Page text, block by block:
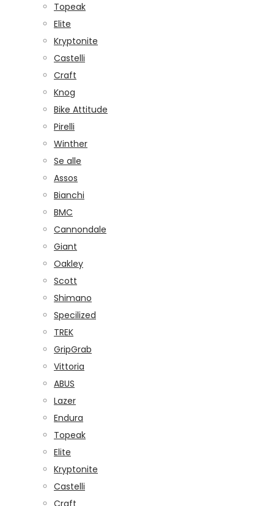
Topeak
Elite
Kryptonite
Castelli
Craft
Knog
Bike Attitude
Pirelli
Winther
Se alle
Assos
Bianchi
BMC
Cannondale
Giant
Oakley
Scott
Shimano
Specilized
TREK
GripGrab
Vittoria
ABUS
Lazer
Endura
Topeak
Elite
Kryptonite
Castelli
Craft